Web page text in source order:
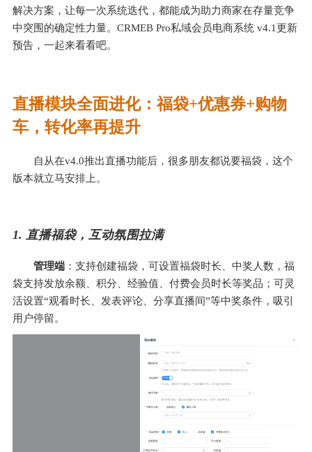
解决方案，让每一次系统迭代，都能成为助力商家在存量竞争
中突围的确定性力量。CRMEB Pro私域会员电商系统 v4.1更新
预告，一起来看看吧。
直播模块全面进化：福袋+优惠券+购物
车，转化率再提升
自从在v4.0推出直播功能后，很多朋友都说要福袋，这个
版本就立马安排上。
1. 直播福袋，互动氛围拉满
管理端 ：支持创建福袋，可设置福袋时长、中奖人数，福
袋支持发放余额、积分、经验值、付费会员时长等奖品；可灵
活设置“观看时长、发表评论、分享直播间”等中奖条件，吸引
用户停留。